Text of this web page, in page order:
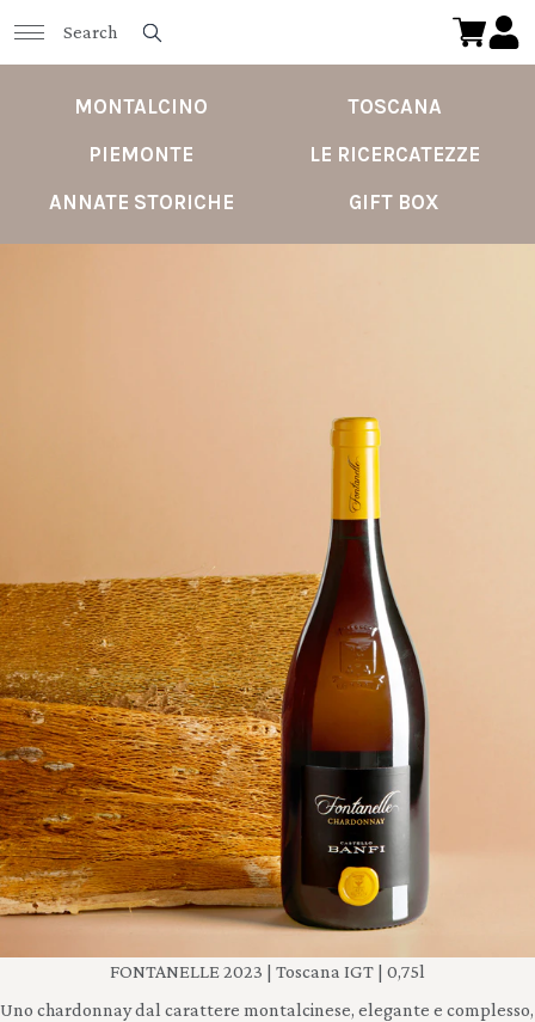
MONTALCINO
TOSCANA
PIEMONTE
LE RICERCATEZZE
ANNATE STORICHE
GIFT BOX
FONTANELLE 2023 | Toscana IGT | 0,75l
Uno chardonnay dal carattere montalcinese, elegante e complesso,